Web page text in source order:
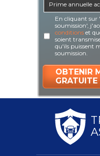
En cliquant
soumission',
conditions et
soient
qu'ils puissent
soumission.